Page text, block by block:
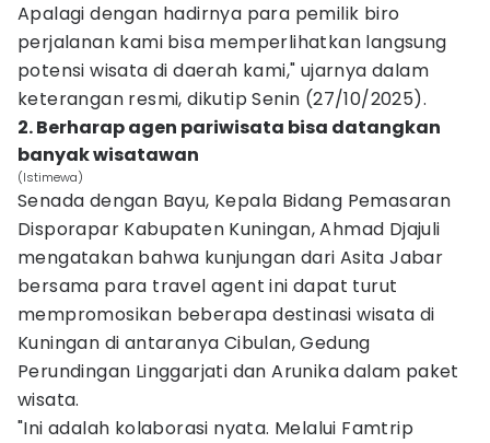
Apalagi dengan hadirnya para pemilik biro
perjalanan kami bisa memperlihatkan langsung
potensi wisata di daerah kami," ujarnya dalam
keterangan resmi, dikutip Senin (27/10/2025).
2. Berharap agen pariwisata bisa datangkan
banyak wisatawan
(Istimewa)
Senada dengan Bayu, Kepala Bidang Pemasaran
Disporapar Kabupaten Kuningan, Ahmad Djajuli
mengatakan bahwa kunjungan dari Asita Jabar
bersama para travel agent ini dapat turut
mempromosikan beberapa destinasi wisata di
Kuningan di antaranya Cibulan, Gedung
Perundingan Linggarjati dan Arunika dalam paket
wisata.
"Ini adalah kolaborasi nyata. Melalui Famtrip